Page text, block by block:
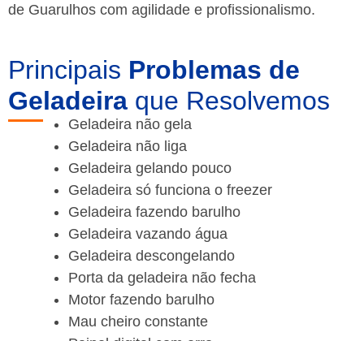
de Guarulhos com agilidade e profissionalismo.
Principais Problemas de
Geladeira que Resolvemos
Geladeira não gela
Geladeira não liga
Geladeira gelando pouco
Geladeira só funciona o freezer
Geladeira fazendo barulho
Geladeira vazando água
Geladeira descongelando
Porta da geladeira não fecha
Motor fazendo barulho
Mau cheiro constante